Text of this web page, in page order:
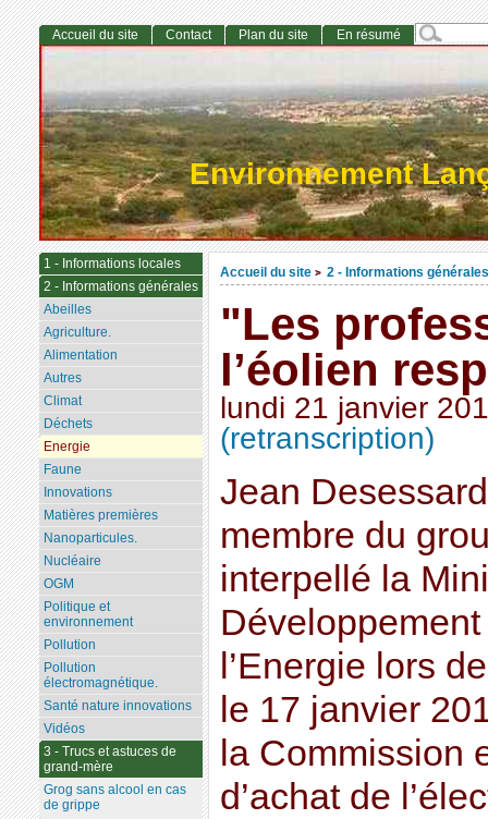
Environnement
Accueil du site > 2 - Informations générales
"Les
l’éolien
lundi 21 janvier
(retranscription)
Jean
membre du
interpellé la
l’Energie lors
le 17 janvier
la Commission
d’achat de
Accueil du site Contact Plan du site En résumé
1 - Informations locales
2 - Informations générales
Abeilles
Agriculture.
Alimentation
Autres
Climat
Déchets
Energie
Faune
Innovations
Matières premières
Nanoparticules.
Nucléaire
OGM
Politique et
environnement
Pollution
Pollution
électromagnétique.
Santé nature innovations
Vidéos
3 - Trucs et astuces de
grand-mère
Grog sans alcool en cas
de grippe